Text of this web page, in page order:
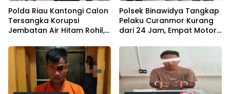
Polda Riau Kantongi Calon
Tersangka Korupsi
Jembatan Air Hitam Rohil,
Polsek Binawidya Tangkap
Pelaku Curanmor Kurang
dari 24 Jam, Empat Motor